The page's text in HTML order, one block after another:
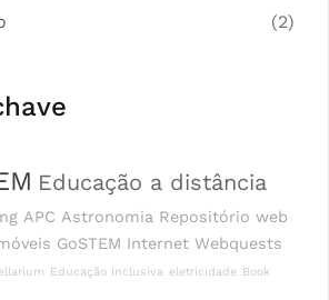
(2)
Educação a distância
APC Astronomia Repositório web
GoSTEM Internet Webquests
Educação Inclusiva eletricidade Book